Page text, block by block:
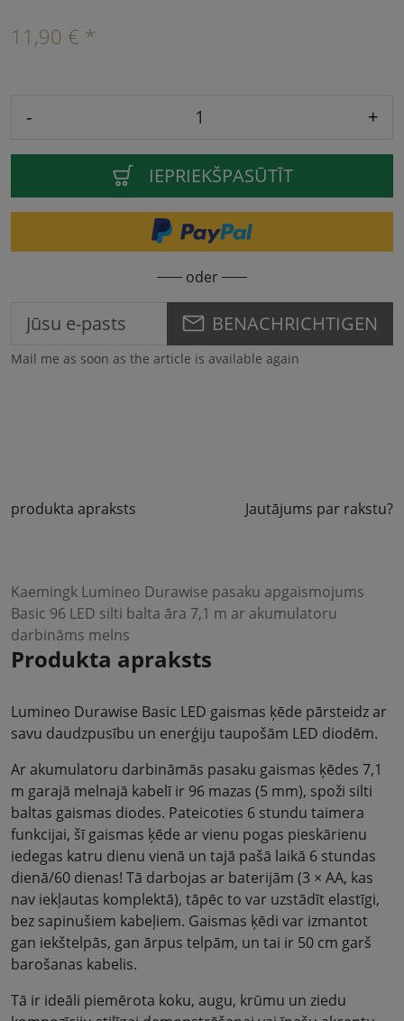
11,90 € *
- +
IEPRIEKŠPASŪTĪT
oder
BENACHRICHTIGEN
Mail me as soon as the article is available again
produkta apraksts Jautājums par rakstu?
Kaemingk Lumineo Durawise pasaku apgaismojums
Basic 96 LED silti balta āra 7,1 m ar akumulatoru
darbināms melns
Produkta apraksts
Lumineo Durawise Basic LED gaismas ķēde pārsteidz ar
savu daudzpusību un enerģiju taupošām LED diodēm.
Ar akumulatoru darbināmās pasaku gaismas ķēdes 7,1
m garajā melnajā kabelī ir 96 mazas (5 mm), spoži silti
baltas gaismas diodes. Pateicoties 6 stundu taimera
funkcijai, šī gaismas ķēde ar vienu pogas pieskārienu
iedegas katru dienu vienā un tajā pašā laikā 6 stundas
dienā/60 dienas! Tā darbojas ar baterijām (3 × AA, kas
nav iekļautas komplektā), tāpēc to var uzstādīt elastīgi,
bez sapinušiem kabeļiem. Gaismas ķēdi var izmantot
gan iekštelpās, gan ārpus telpām, un tai ir 50 cm garš
barošanas kabelis.
Tā ir ideāli piemērota koku, augu, krūmu un ziedu